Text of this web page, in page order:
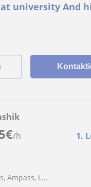
university And
€/h 1.
Ampass, L...